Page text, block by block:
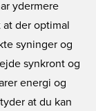
ydermere
at der optimal
syninger og
synkront og
energi og
at du kan